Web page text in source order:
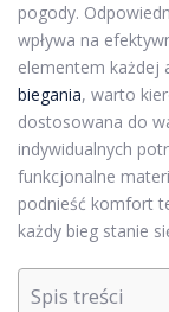
pogody.
wpływa na
elementem każdej
biegania, warto
dostosowana do
indywidualnych
funkcjonalne
podnieść komfort
każdy bieg stanie
Spis treści